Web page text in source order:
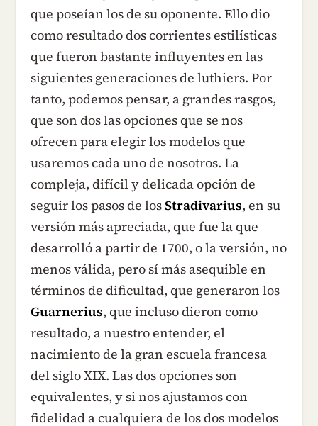
que poseían los de su oponente. Ello dio
como resultado dos corrientes estilísticas
que fueron bastante influyentes en las
siguientes generaciones de luthiers. Por
tanto, podemos pensar, a grandes rasgos,
que son dos las opciones que se nos
ofrecen para elegir los modelos que
usaremos cada uno de nosotros. La
compleja, difícil y delicada opción de
seguir los pasos de losStradivarius, en su
versión más apreciada, que fue la que
desarrolló a partir de 1700, o la versión, no
menos válida, pero sí más asequible en
términos de dificultad, que generaron los
Guarnerius, que incluso dieron como
resultado, a nuestro entender, el
nacimiento de la gran escuela francesa
del siglo XIX. Las dos opciones son
equivalentes, y si nos ajustamos con
fidelidad a cualquiera de los dos modelos